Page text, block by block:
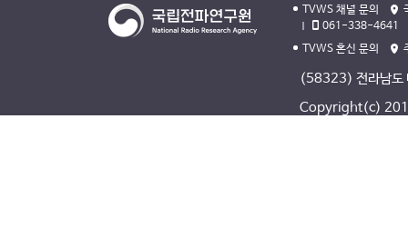
TVWS 채널 문의
061-338-4641
TVWS 혼신 문의
(58323) 전라남도
Copyright(c)